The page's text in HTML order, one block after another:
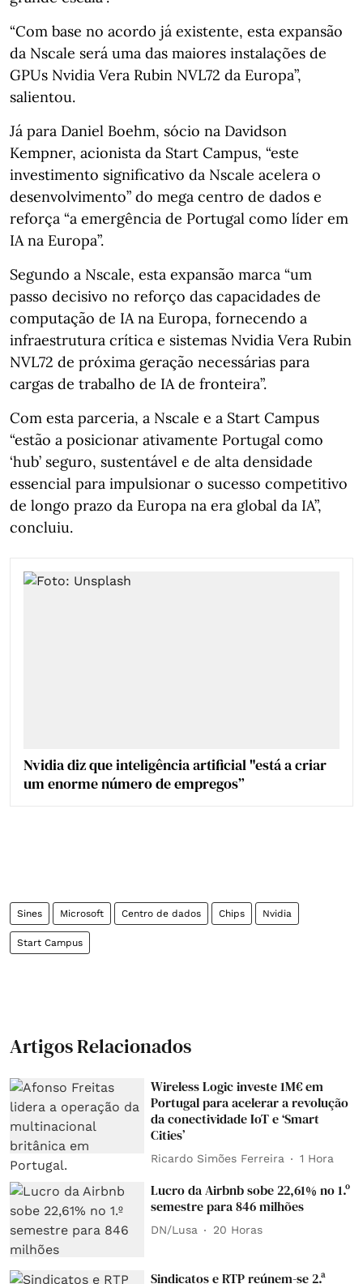
“Com base no acordo já existente, esta expansão
da Nscale será uma das maiores instalações de
GPUs Nvidia Vera Rubin NVL72 da Europa”,
salientou.
Já para Daniel Boehm, sócio na Davidson
Kempner, acionista da Start Campus, “este
investimento significativo da Nscale acelera o
desenvolvimento” do mega centro de dados e
reforça “a emergência de Portugal como líder em
IA na Europa”.
Segundo a Nscale, esta expansão marca “um
passo decisivo no reforço das capacidades de
computação de IA na Europa, fornecendo a
infraestrutura crítica e sistemas Nvidia Vera Rubin
NVL72 de próxima geração necessárias para
cargas de trabalho de IA de fronteira”.
Com esta parceria, a Nscale e a Start Campus
“estão a posicionar ativamente Portugal como
‘hub’ seguro, sustentável e de alta densidade
essencial para impulsionar o sucesso competitivo
de longo prazo da Europa na era global da IA”,
concluiu.
Nvidia diz que inteligência artificial "está a criar
um enorme número de empregos”
Sines Microsoft Centro de dados Chips Nvidia
Start Campus
Artigos Relacionados
Wireless Logic investe 1M€ em
Portugal para acelerar a revolução
da conectividade IoT e ‘Smart
Cities’
Ricardo Simões Ferreira 1 Hora
Lucro da Airbnb sobe 22,61% no 1.º
semestre para 846 milhões
DN/Lusa 20 Horas
Sindicatos e RTP reúnem-se 2.ª